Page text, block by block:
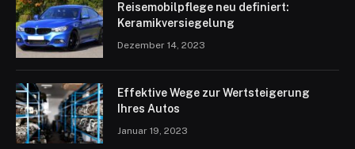
Reisemobilpflege neu definiert:
Keramikversiegelung
Dezember 14, 2023
Effektive Wege zur Wertsteigerung
Ihres Autos
Januar 19, 2023